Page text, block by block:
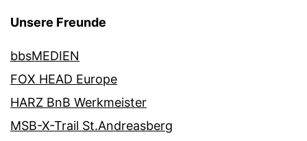
Unsere Freunde
bbsMEDIEN
FOX HEAD Europe
HARZ BnB Werkmeister
MSB-X-Trail St.Andreasberg